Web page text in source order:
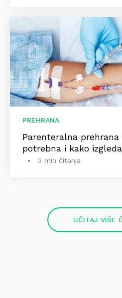
PREHRANA
Parenteralna
potrebna i kako
3 min čitanja
UČITAJ VIŠE